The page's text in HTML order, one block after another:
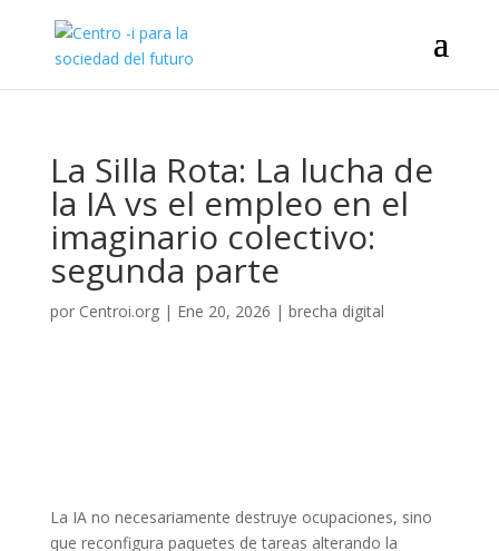
La Silla Rota: La lucha de
la IA vs el empleo en el
imaginario colectivo:
segunda parte
por Centroi.org| Ene 20, 2026 | brecha digital
La IA no necesariamente destruye ocupaciones, sino
que reconfigura paquetes de tareas alterando la